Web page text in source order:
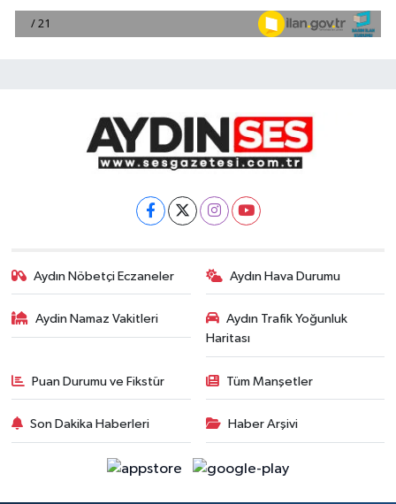
Aydın Nöbetçi Eczaneler Aydın Hava Durumu
Aydin Namaz Vakitleri
Aydın Trafik Yoğunluk
Haritası
Puan Durumu ve Fikstür Tüm Manşetler
Son Dakika Haberleri Haber Arşivi